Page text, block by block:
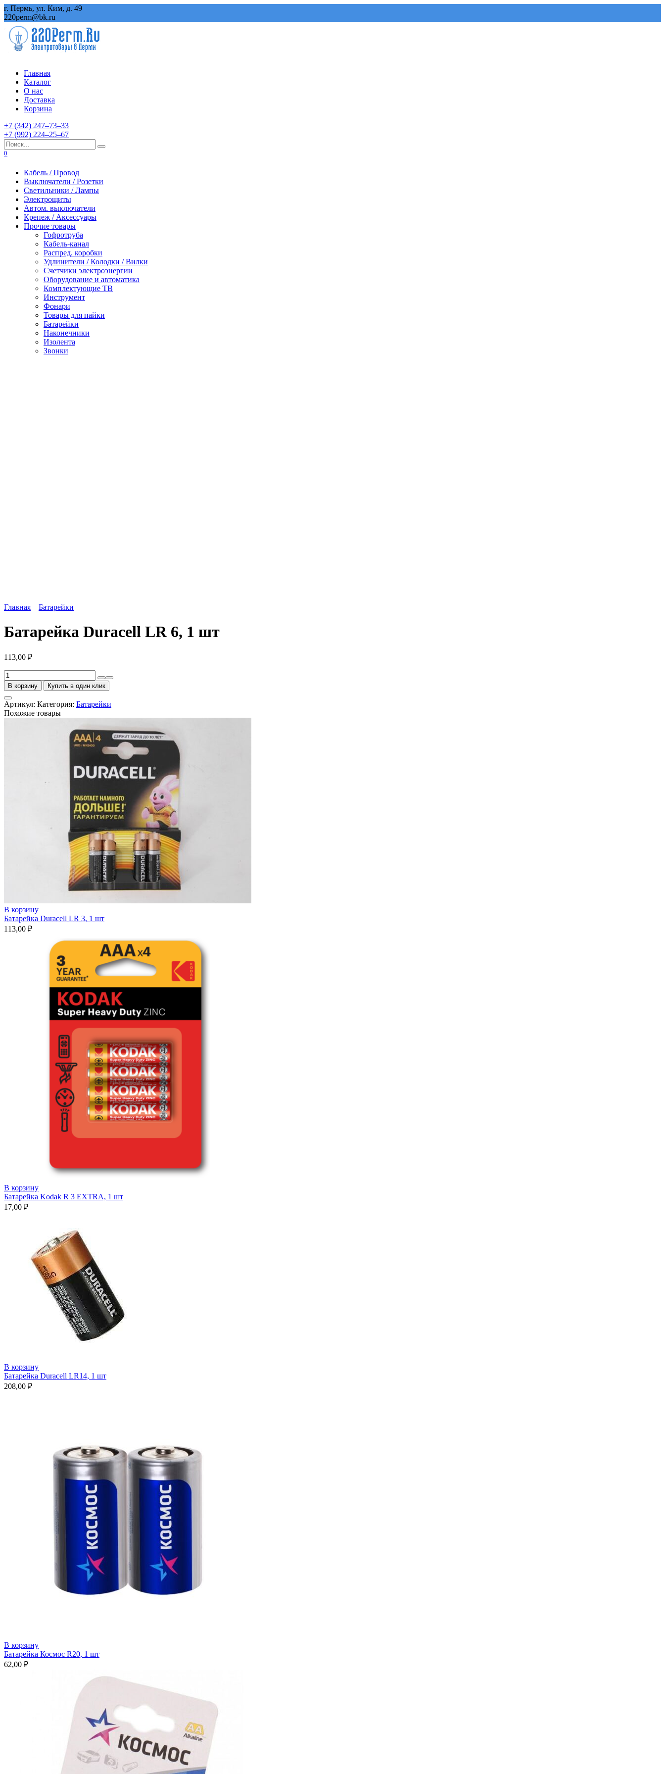
Перейти
к
содержанию
г. Пермь, ул. Ким, д. 49
220perm@bk.ru
Главная
Каталог
О нас
Доставка
Корзина
+7 (342) 247‒73‒33
+7 (992) 224‒25‒67
Search
for:
0
Кабель / Провод
Выключатели / Розетки
Светильники / Лампы
Электрощиты
Автом. выключатели
Крепеж / Аксессуары
Прочие товары
Гофротруба
Кабель-канал
Распред. коробки
Удлинители / Колодки / Вилки
Счетчики электроэнергии
Оборудование и автоматика
Комплектующие ТВ
Инструмент
Фонари
Товары для пайки
Батарейки
Наконечники
Изолента
Звонки
Главная Батарейки
Батарейка Duracell LR 6, 1 шт
113,00 ₽
Количество
товара
Батарейка
Duracell
LR
6,
В корзину Купить в один клик
Артикул: Категория: Батарейки
Похожие товары
В корзину
Батарейка Duracell LR 3, 1 шт
113,00 ₽
В корзину
Батарейка Kodak R 3 EXTRA, 1 шт
17,00 ₽
В корзину
Батарейка Duracell LR14, 1 шт
208,00 ₽
В корзину
Батарейка Космос R20, 1 шт
62,00 ₽